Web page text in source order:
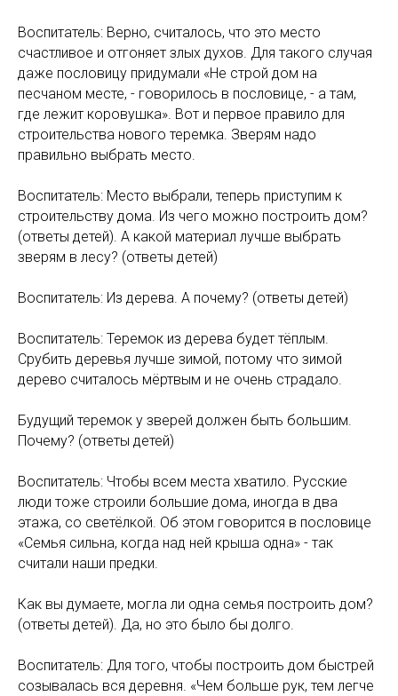
Воспитатель: Верно, считалось, что это место
счастливое и отгоняет злых духов. Для такого случая
даже пословицу придумали «Не строй дом на
песчаном месте, - говорилось в пословице, - а там,
где лежит коровушка». Вот и первое правило для
строительства нового теремка. Зверям надо
правильно выбрать место.
Воспитатель: Место выбрали, теперь приступим к
строительству дома. Из чего можно построить дом?
(ответы детей). А какой материал лучше выбрать
зверям в лесу? (ответы детей)
Воспитатель: Из дерева. А почему? (ответы детей)
Воспитатель: Теремок из дерева будет тёплым.
Срубить деревья лучше зимой, потому что зимой
дерево считалось мёртвым и не очень страдало.
Будущий теремок у зверей должен быть большим.
Почему? (ответы детей)
Воспитатель: Чтобы всем места хватило. Русские
люди тоже строили большие дома, иногда в два
этажа, со светёлкой. Об этом говорится в пословице
«Семья сильна, когда над ней крыша одна» - так
считали наши предки.
Как вы думаете, могла ли одна семья построить дом?
(ответы детей). Да, но это было бы долго.
Воспитатель: Для того, чтобы построить дом быстрей
созывалась вся деревня. «Чем больше рук, тем легче